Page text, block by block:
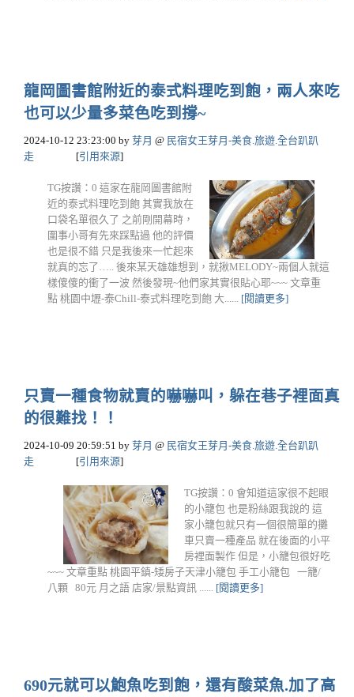
龍岡圖書館附近的泰式料理吃到飽，兩人來吃
也可以少量多菜色吃到撐~
2024-10-12 23:23:00 by 芽月 @ 民宿女王芽月-美食.旅遊.全台趴趴
走
[引用來源]
TG按讚：0 這家在龍岡圖書館附
近的泰式料理吃到飽 其實我放在
口袋名單很久了 之前剛開幕時，
圍事小哥有先來踩點過 他的評價
也是很不錯 只是我後來一忙起來
就真的忘了….. 後來某天雄雄想到，就揪MELODY~兩個人就這
樣傻傻的衝了一波 然後發現~他們家其實很貼心耶~~~ 文章重
點 桃園中壢-泰Chill-泰式料理吃到飽 大...... [閱讀更多]
只賣一種食物就賣的嚇嚇叫，躲在巷子裡面真
的很難找！！
2024-10-09 20:59:51 by 芽月 @ 民宿女王芽月-美食.旅遊.全台趴趴
走
[引用來源]
TG按讚：0 會知道這家很不起眼
的小籠包 也是粉絲跟我說的 這
家小籠包就只有一個很簡單的攤
車只賣一種產品 就在後面的小平
房裡面製作 但是，小籠包很好吃
~~~ 文章重點 桃園平鎮-矮房子天津小籠包 手工小籠包 一籠/
八顆 80元 月之語 店家/景點資訊 ...... [閱讀更多]
690元就可以鮑魚吃到飽，還有酸菜魚.加了高